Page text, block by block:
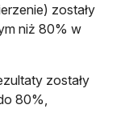
zostały
niż 80% w
zostały
80%,